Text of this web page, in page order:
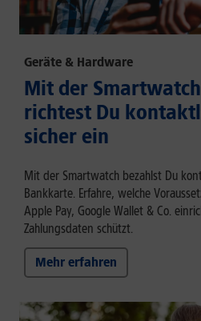
Geräte & Hardware
Mit der
richtest Du
sicher ein
Mit der Smartwatch bezahlst Du
Bankkarte. Erfahre, welche
Apple Pay, Google Wallet & Co.
Zahlungsdaten schützt.
Mehr erfahren